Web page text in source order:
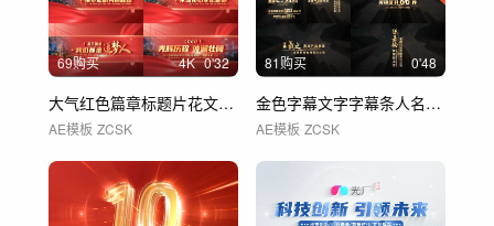
69购买 4K 0'32
大气红色篇章标题片花文字 01
AE模板 ZCSK
81购买 0'48
金色字幕文字字幕条人名条 01
AE模板 ZCSK